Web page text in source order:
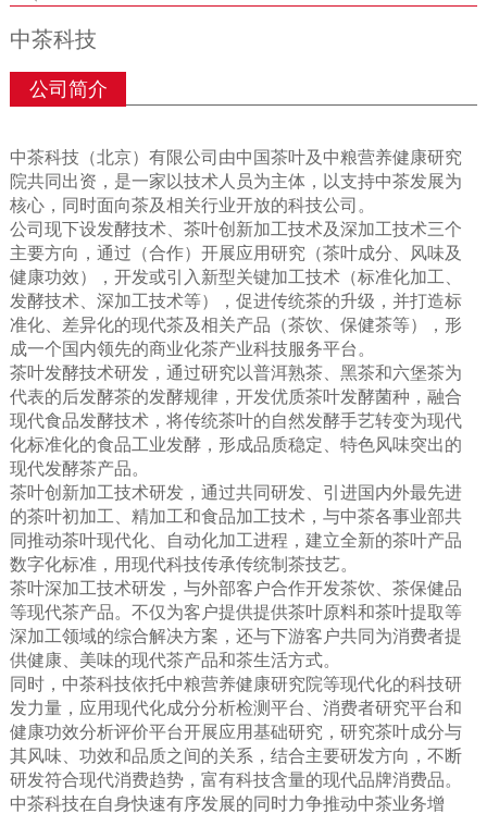
中茶科技
公司简介
中茶科技（北京）有限公司由中国茶叶及中粮营养健康研究
院共同出资，是一家以技术人员为主体，以支持中茶发展为
核心，同时面向茶及相关行业开放的科技公司。
公司现下设发酵技术、茶叶创新加工技术及深加工技术三个
主要方向，通过（合作）开展应用研究（茶叶成分、风味及
健康功效），开发或引入新型关键加工技术（标准化加工、
发酵技术、深加工技术等），促进传统茶的升级，并打造标
准化、差异化的现代茶及相关产品（茶饮、保健茶等），形
成一个国内领先的商业化茶产业科技服务平台。
茶叶发酵技术研发，通过研究以普洱熟茶、黑茶和六堡茶为
代表的后发酵茶的发酵规律，开发优质茶叶发酵菌种，融合
现代食品发酵技术，将传统茶叶的自然发酵手艺转变为现代
化标准化的食品工业发酵，形成品质稳定、特色风味突出的
现代发酵茶产品。
茶叶创新加工技术研发，通过共同研发、引进国内外最先进
的茶叶初加工、精加工和食品加工技术，与中茶各事业部共
同推动茶叶现代化、自动化加工进程，建立全新的茶叶产品
数字化标准，用现代科技传承传统制茶技艺。
茶叶深加工技术研发，与外部客户合作开发茶饮、茶保健品
等现代茶产品。不仅为客户提供提供茶叶原料和茶叶提取等
深加工领域的综合解决方案，还与下游客户共同为消费者提
供健康、美味的现代茶产品和茶生活方式。
同时，中茶科技依托中粮营养健康研究院等现代化的科技研
发力量，应用现代化成分分析检测平台、消费者研究平台和
健康功效分析评价平台开展应用基础研究，研究茶叶成分与
其风味、功效和品质之间的关系，结合主要研发方向，不断
研发符合现代消费趋势，富有科技含量的现代品牌消费品。
中茶科技在自身快速有序发展的同时力争推动中茶业务增